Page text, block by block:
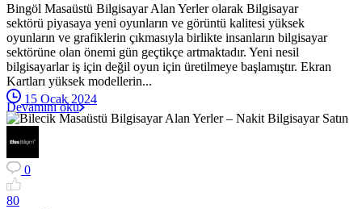
Bingöl Masaüstü Bilgisayar Alan Yerler olarak Bilgisayar
sektörü piyasaya yeni oyunların ve görüntü kalitesi yüksek
oyunların ve grafiklerin çıkmasıyla birlikte insanların bilgisayar
sektörüne olan önemi gün geçtikçe artmaktadır. Yeni nesil
bilgisayarlar iş için değil oyun için üretilmeye başlamıştır. Ekran
Kartları yüksek modellerin...
15 Ocak 2024
Devamını oku
0
80